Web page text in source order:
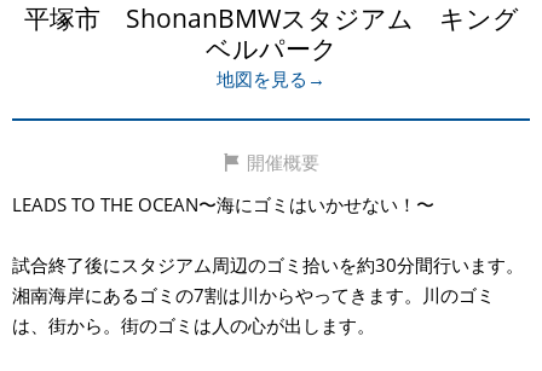
平塚市 ShonanBMWスタジアム キング
ベルパーク
地図を見る→
開催概要
LEADS TO THE OCEAN〜海にゴミはいかせない！〜
試合終了後にスタジアム周辺のゴミ拾いを約30分間行います。
湘南海岸にあるゴミの7割は川からやってきます。川のゴミ
は、街から。街のゴミは人の心が出します。